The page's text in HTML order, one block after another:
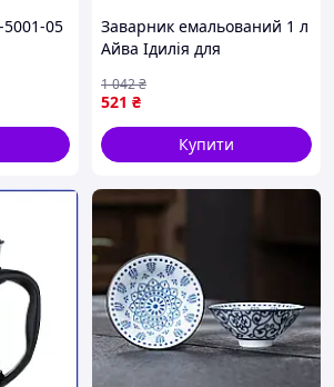
05
Заварник емальований 1 л
Айва Ідилія для
зберігання їжі молочний
колір
521 ₴
1 042₴
Купити